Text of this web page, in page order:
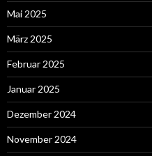
Mai 2025
März 2025
Februar 2025
Januar 2025
Dezember 2024
November 2024